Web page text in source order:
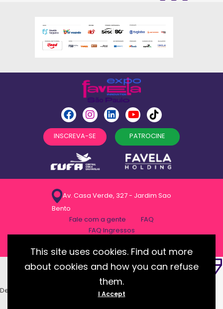
INSCREVA-SE PATROCINE
Av. Casa Verde, 327 - Jardim Sao
Bento
Fale com a gente
FAQ
FAQ Ingressos
Desenvolvido com essência pela:
This site uses cookies. Find out more
about cookies and how you can refuse
them.
I Accept